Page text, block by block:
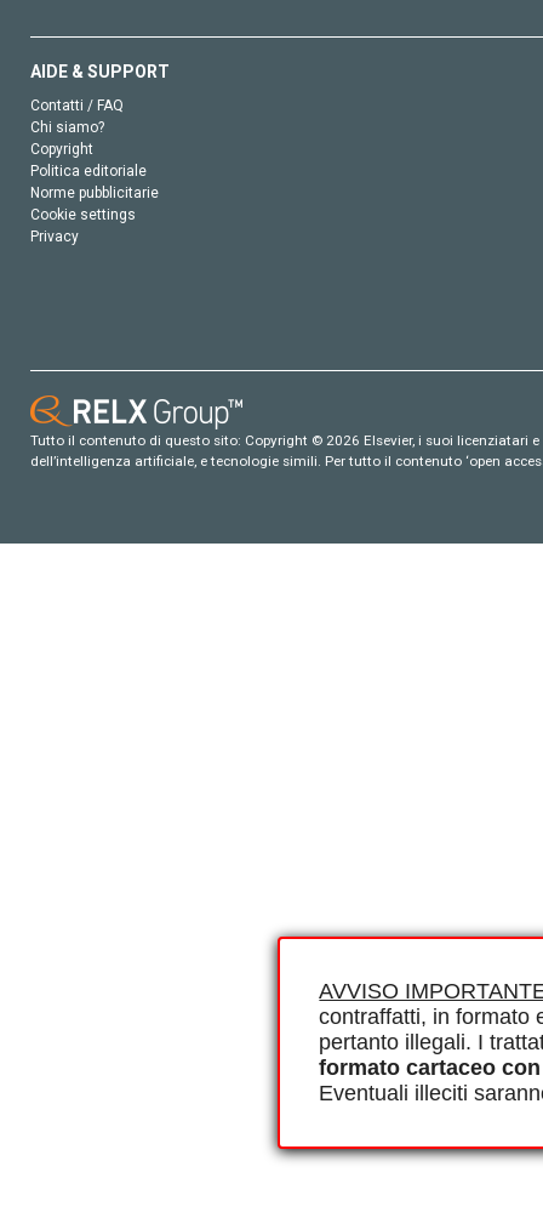
AVVISO
contraffatti, in formato
pertanto illegali. I
formato cartaceo
Eventuali illeciti
AIDE & SUPPORT
Contatti / FAQ
Chi siamo?
Copyright
Politica editoriale
Norme pubblicitarie
Cookie settings
Privacy
Tutto il contenuto di questo sito: Copyright © 2026 Elsevier, i suoi
dell’intelligenza artificiale, e tecnologie simili. Per tutto il contenuto ‘open